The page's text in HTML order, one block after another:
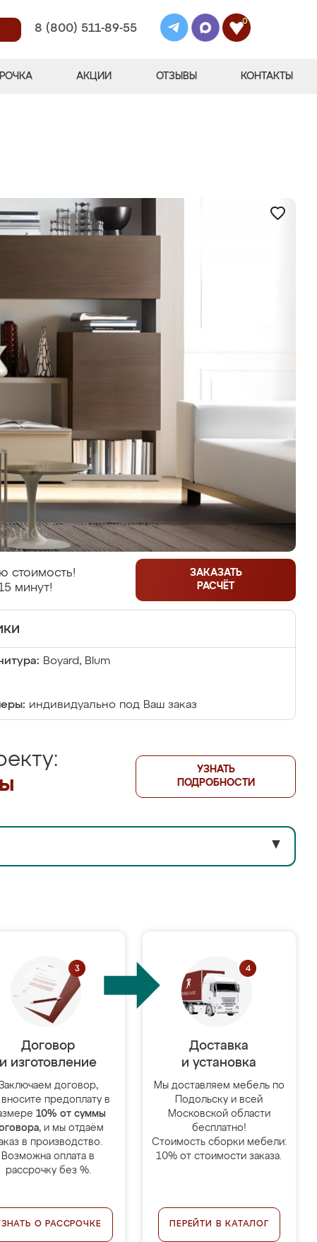
8 (800) 511-89-55
0
АКЦИИ ОТЗЫВЫ КОНТАКТЫ
стоимость!
минут!
ЗАКАЗАТЬ
РАСЧЁТ
Boyard, Blum
индивидуально под Ваш заказ
УЗНАТЬ
ПОДРОБНОСТИ
▼
Договор
и изготовление
договор,
предоплату в
10% от суммы
, и мы отдаём
в производство.
Возможна оплата в
рассрочку без %.
О РАССРОЧКЕ
Доставка
и установка
Мы доставляем мебель по
Подольску и всей
Московской области
бесплатно!
Стоимость сборки мебели:
10% от стоимости заказа.
ПЕРЕЙТИ В КАТАЛОГ